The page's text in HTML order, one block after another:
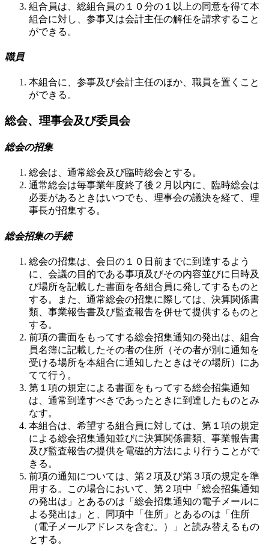
組合員は、総組合員の１０分の１以上の同意を得て本
組合に対し、参事又は会計主任の解任を請求すること
ができる。
職員
本組合に、参事及び会計主任のほか、職員を置くこと
ができる。
総会、理事会及び委員会
総会の招集
総会は、通常総会及び臨時総会とする。
通常総会は毎事業年度終了後２月以内に、臨時総会は
必要があるときはいつでも、理事会の議決を経て、理
事長が招集する。
総会招集の手続
総会の招集は、会日の１０日前までに到達するよう
に、会議の目的である事項及びその内容並びに日時及
び場所を記載した書面を各組合員に発してするものと
する。また、通常総会の招集に際しては、決算関係書
類、事業報告書及び監査報告を併せて提供するものと
する。
前項の書面をもってする総会招集通知の発出は、組合
員名簿に記載したその者の住所（その者が別に通知を
受ける場所を本組合に通知したときはその場所）にあ
てて行う。
第１項の規定による書面をもってする総会招集通知
は、通常到達すべきであったときに到達したものとみ
なす。
本組合は、希望する組合員に対しては、第１項の規定
による総会招集通知並びに決算関係書類、事業報告書
及び監査報告の提供を電磁的方法により行うことがで
きる。
前項の通知については、第２項及び第３項の規定を準
用する。この場合において、第２項中「総会招集通知
の発出は」とあるのは「総会招集通知の電子メールに
よる発出は」と、同項中「住所」とあるのは「住所
（電子メールアドレスを含む。）」と読み替えるもの
とする。